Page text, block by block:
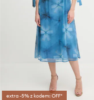
extra -5% z kodem: OFF*